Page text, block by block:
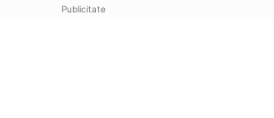
Publicitate